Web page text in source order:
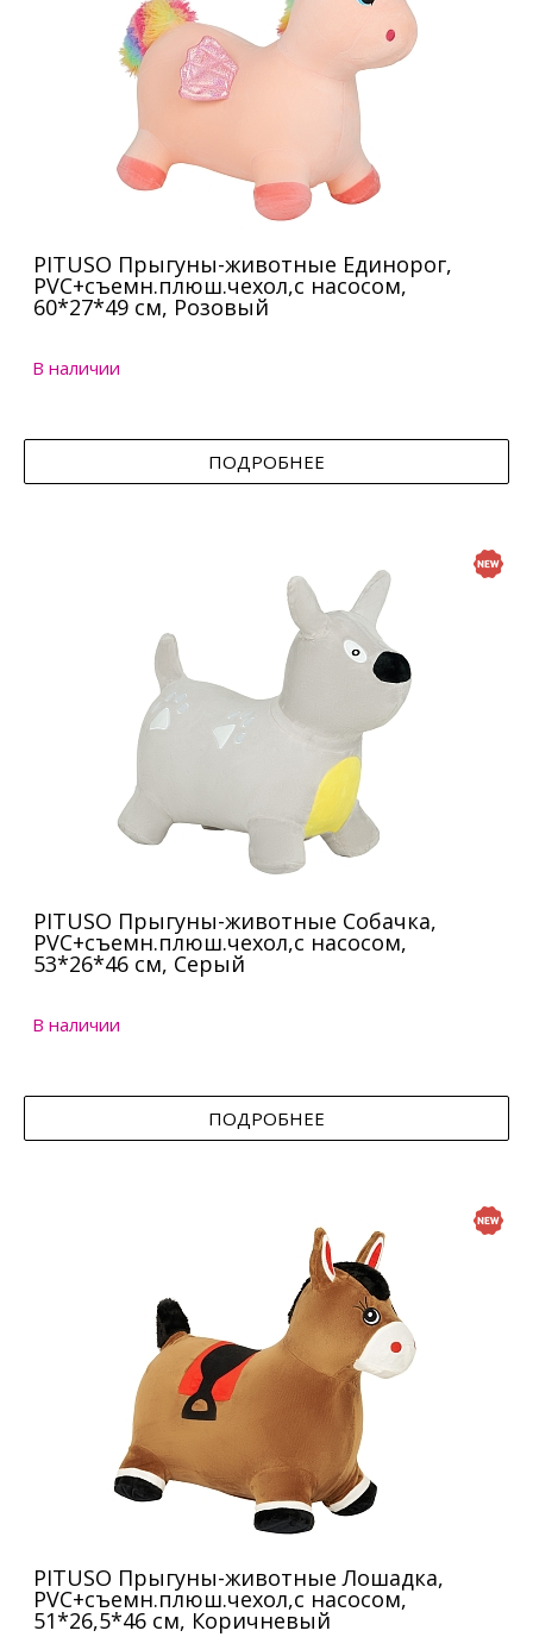
PITUSO Прыгуны-животные Единорог,
PVC+съемн.плюш.чехол,с насосом,
60*27*49 см, Розовый
В наличии
ПОДРОБНЕЕ
PITUSO Прыгуны-животные Собачка,
PVC+съемн.плюш.чехол,с насосом,
53*26*46 см, Серый
В наличии
ПОДРОБНЕЕ
PITUSO Прыгуны-животные Лошадка,
PVC+съемн.плюш.чехол,с насосом,
51*26,5*46 см, Коричневый